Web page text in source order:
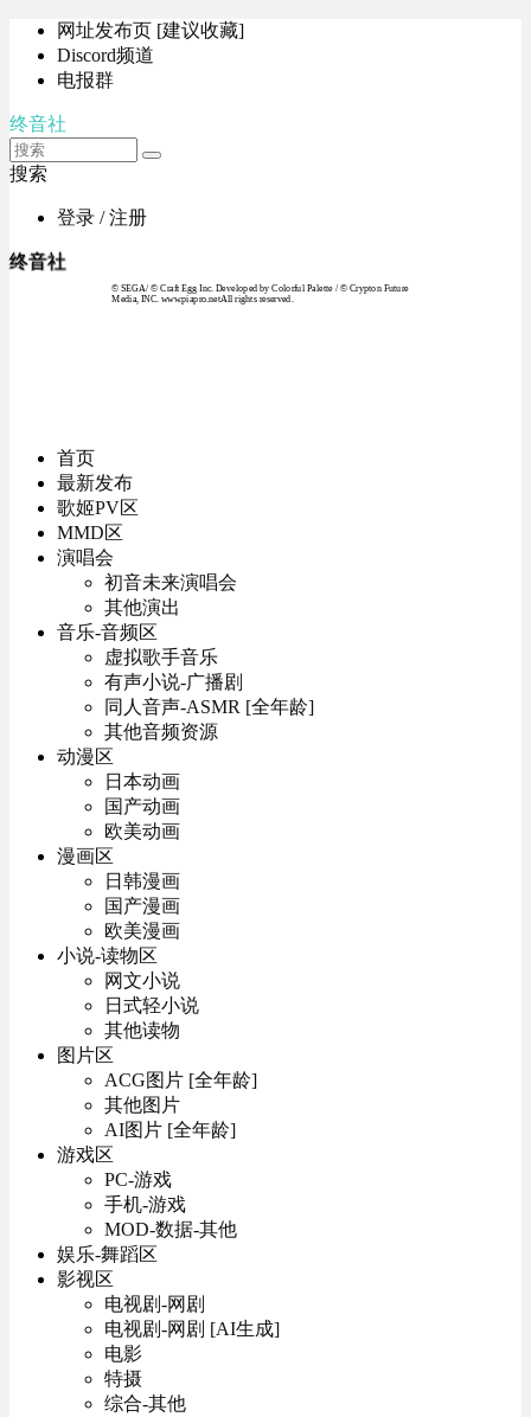
网址发布页 [建议收藏]
Discord频道
电报群
终音社
搜索
登录 / 注册
终音社
© SEGA / © Craft Egg Inc. Developed by Colorful Palette / © Crypton Future
Media, INC. www.piapro.netAll rights reserved.
首页
最新发布
歌姬PV区
MMD区
演唱会
初音未来演唱会
其他演出
音乐-音频区
虚拟歌手音乐
有声小说-广播剧
同人音声-ASMR [全年龄]
其他音频资源
动漫区
日本动画
国产动画
欧美动画
漫画区
日韩漫画
国产漫画
欧美漫画
小说-读物区
网文小说
日式轻小说
其他读物
图片区
ACG图片 [全年龄]
其他图片
AI图片 [全年龄]
游戏区
PC-游戏
手机-游戏
MOD-数据-其他
娱乐-舞蹈区
影视区
电视剧-网剧
电视剧-网剧 [AI生成]
电影
特摄
综合-其他